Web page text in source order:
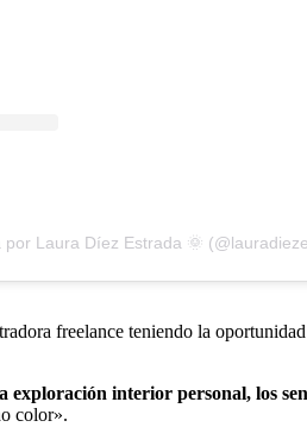
Laura Díez Estrada 🌞
freelance teniendo la
exploración interior personal, los
color».